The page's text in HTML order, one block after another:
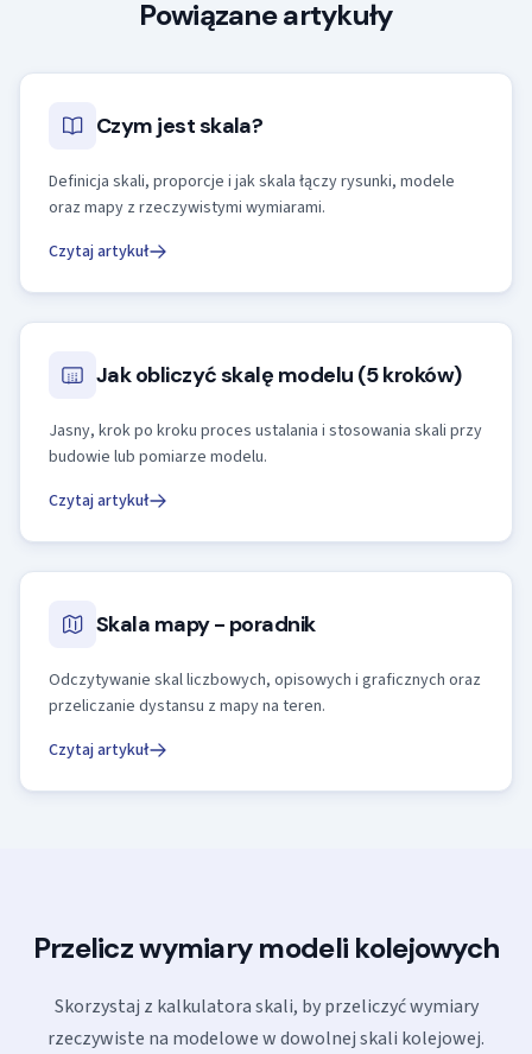
Powiązane artykuły
Czym jest skala?
Definicja skali, proporcje i jak skala łączy rysunki, modele
oraz mapy z rzeczywistymi wymiarami.
Czytaj artykuł
Jak obliczyć skalę modelu (5 kroków)
Jasny, krok po kroku proces ustalania i stosowania skali przy
budowie lub pomiarze modelu.
Czytaj artykuł
Skala mapy - poradnik
Odczytywanie skal liczbowych, opisowych i graficznych oraz
przeliczanie dystansu z mapy na teren.
Czytaj artykuł
Przelicz wymiary modeli kolejowych
Skorzystaj z kalkulatora skali, by przeliczyć wymiary
rzeczywiste na modelowe w dowolnej skali kolejowej.